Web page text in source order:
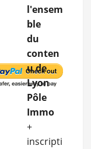
l'ensem
ble
du
conten
u de
Lyon
Pôle
Immo
+
inscripti